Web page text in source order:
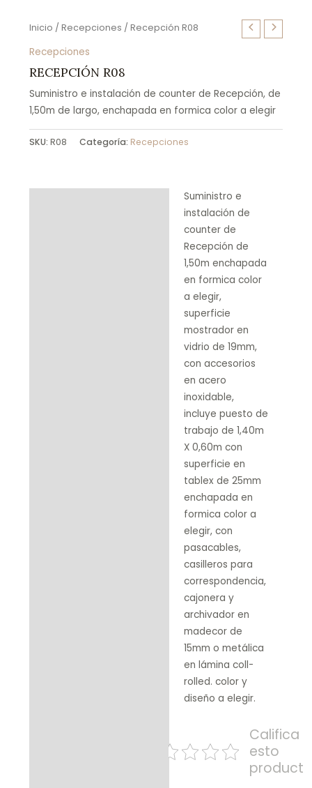
Inicio /Recepciones / Recepción R08
Recepciones
RECEPCIÓN R08
Suministro e instalación de counter de Recepción, de
1,50m de largo, enchapada en formica color a elegir
SKU:R08 Categoría: Recepciones
Suministro e
instalación de
counter de
Recepción de
1,50m enchapada
en formica color
a elegir,
superficie
mostrador en
vidrio de 19mm,
con accesorios
en acero
inoxidable,
incluye puesto de
trabajo de 1,40m
X 0,60m con
superficie en
tablex de 25mm
enchapada en
formica color a
elegir, con
pasacables,
casilleros para
correspondencia,
cajonera y
archivador en
madecor de
15mm o metálica
en lámina coll-
rolled. color y
diseño a elegir.
Califica
esto
product